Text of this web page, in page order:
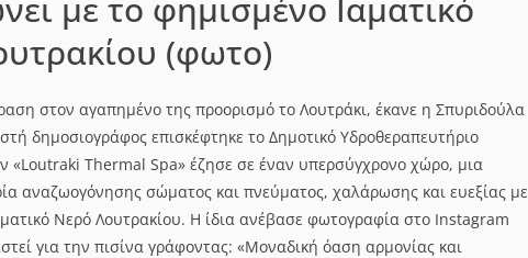
με το φημισμένο Ιαματικό
(φωτο)
στον αγαπημένο της προορισμό το Λουτράκι, έκανε η Σπυριδούλα
δημοσιογράφος επισκέφτηκε το Δημοτικό Υδροθεραπευτήριο
«Loutraki Thermal Spa» έζησε σε έναν υπερσύγχρονο χώρο, μια
αναζωογόνησης σώματος και πνεύματος, χαλάρωσης και ευεξίας με
Νερό Λουτρακίου. Η ίδια ανέβασε φωτογραφία στο Instagram
για την πισίνα γράφοντας: «Μοναδική όαση αρμονίας και